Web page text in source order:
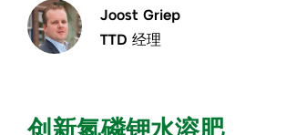
Joost Griep
TTD 经理
创新氮磷钾水溶肥